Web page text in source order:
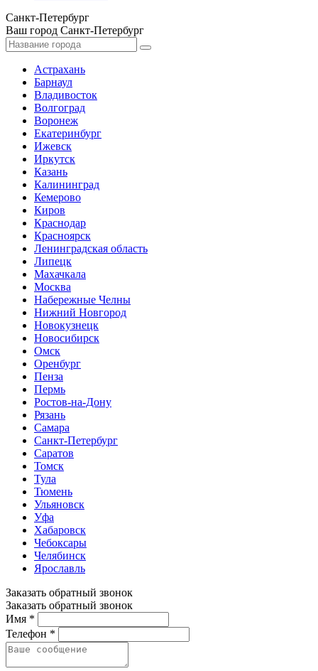
Санкт-Петербург
Ваш город Санкт-Петербург
Астрахань
Барнаул
Владивосток
Волгоград
Воронеж
Екатеринбург
Ижевск
Иркутск
Казань
Калининград
Кемерово
Киров
Краснодар
Красноярск
Ленинградская область
Липецк
Махачкала
Москва
Набережные Челны
Нижний Новгород
Новокузнецк
Новосибирск
Омск
Оренбург
Пенза
Пермь
Ростов-на-Дону
Рязань
Самара
Санкт-Петербург
Саратов
Томск
Тула
Тюмень
Ульяновск
Уфа
Хабаровск
Чебоксары
Челябинск
Ярославль
Заказать обратный звонок
Заказать обратный звонок
Имя *
Телефон *